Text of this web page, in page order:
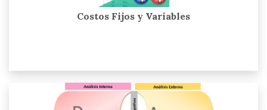
Costos Fijos y Variables